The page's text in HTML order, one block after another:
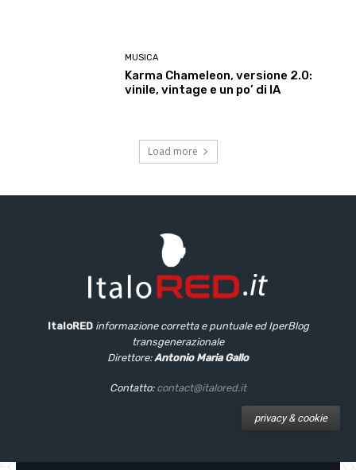
MUSICA
Karma Chameleon, versione 2.0:
vinile, vintage e un po’ di IA
Load more
ItaloRED informazione corretta e puntuale ed IperBlog
transgenerazionale
Direttore:Antonio Maria Gallo
Contatto: contact@italored.it
privacy & cookie